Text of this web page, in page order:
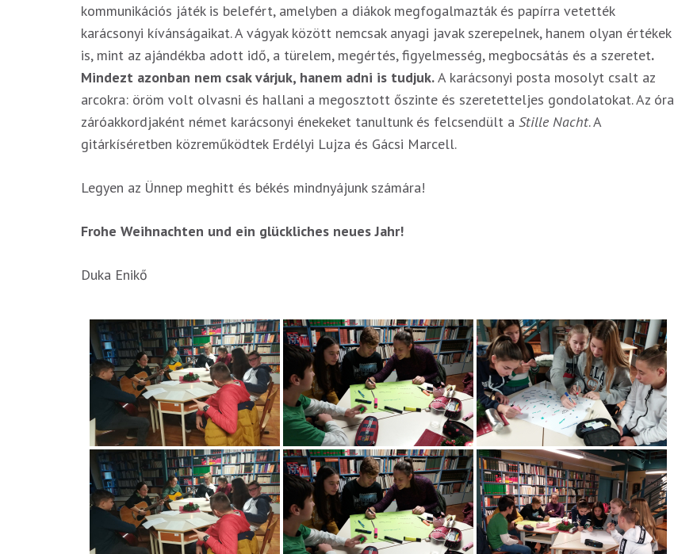
kommunikációs játék is belefért, amelyben a diákok megfogalmazták és papírra vetették
karácsonyi kívánságaikat. A vágyak között nemcsak anyagi javak szerepelnek, hanem olyan értékek
is, mint az ajándékba adott idő, a türelem, megértés, figyelmesség, megbocsátás és a szeretet.
Mindezt azonban nem csak várjuk, hanem adni is tudjuk.A karácsonyi posta mosolyt csalt az
arcokra: öröm volt olvasni és hallani a megosztott őszinte és szeretetteljes gondolatokat. Az óra
záróakkordjaként német karácsonyi énekeket tanultunk és felcsendült a Stille Nacht. A
gitárkíséretben közreműködtek Erdélyi Lujza és Gácsi Marcell.
Legyen az Ünnep meghitt és békés mindnyájunk számára!
Frohe Weihnachten und ein glückliches neues Jahr!
Duka Enikő